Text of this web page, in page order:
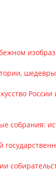
шедевры
собрания: